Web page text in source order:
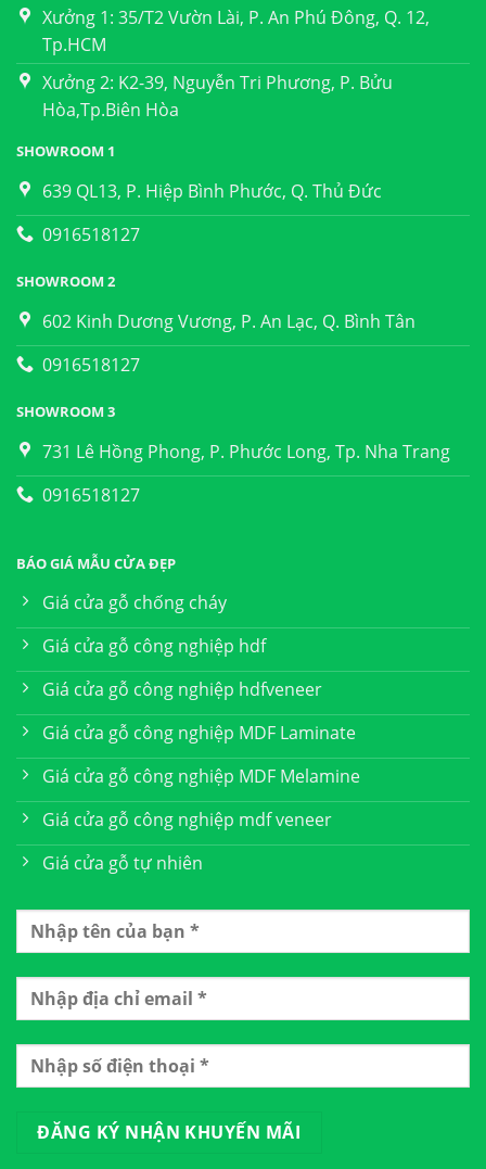
Xưởng 1: 35/T2 Vườn Lài, P. An Phú Đông, Q. 12,
Tp.HCM
Xưởng 2: K2-39, Nguyễn Tri Phương, P. Bửu
Hòa,Tp.Biên Hòa
SHOWROOM 1
639 QL13, P. Hiệp Bình Phước, Q. Thủ Đức
0916518127
SHOWROOM 2
602 Kinh Dương Vương, P. An Lạc, Q. Bình Tân
0916518127
SHOWROOM 3
731 Lê Hồng Phong, P. Phước Long, Tp. Nha Trang
0916518127
BÁO GIÁ MẪU CỬA ĐẸP
Giá cửa gỗ chống cháy
Giá cửa gỗ công nghiệp hdf
Giá cửa gỗ công nghiệp hdfveneer
Giá cửa gỗ công nghiệp MDF Laminate
Giá cửa gỗ công nghiệp MDF Melamine
Giá cửa gỗ công nghiệp mdf veneer
Giá cửa gỗ tự nhiên